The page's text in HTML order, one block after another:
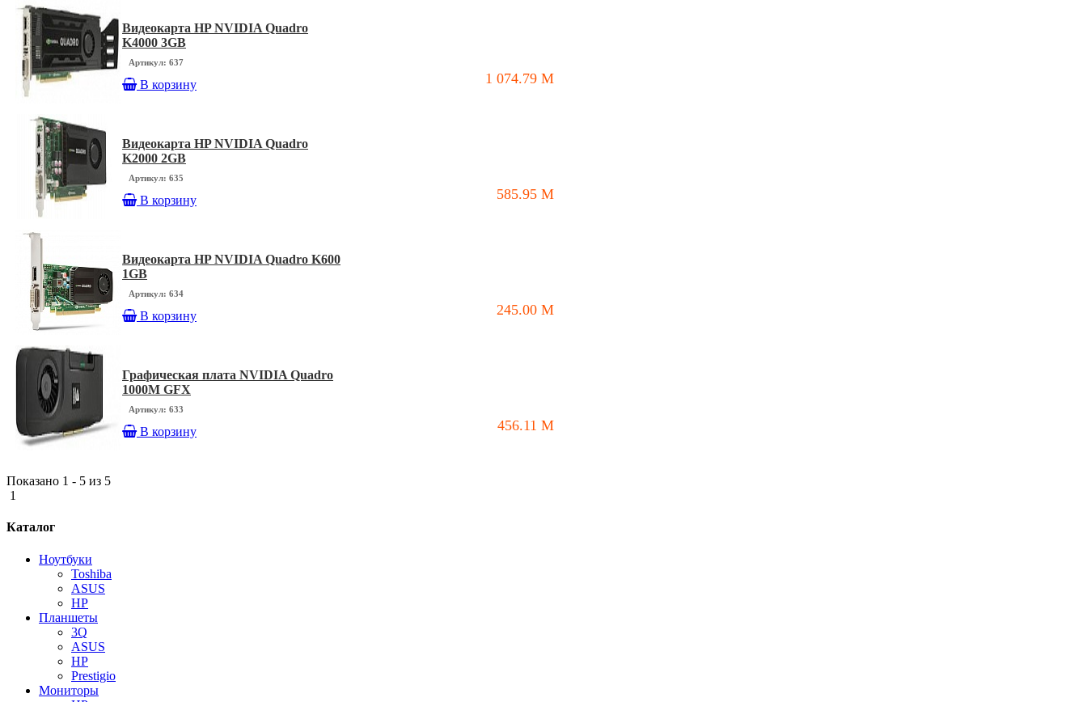
Видеокарта HP NVIDIA Quadro
K4000 3GB
Артикул: 637
В корзину 1 074.79 M
Видеокарта HP NVIDIA Quadro
K2000 2GB
Артикул: 635
В корзину 585.95 M
Видеокарта HP NVIDIA Quadro K600
1GB
Артикул: 634
В корзину 245.00 M
Графическая плата NVIDIA Quadro
1000M GFX
Артикул: 633
В корзину 456.11 M
Показано 1 - 5 из 5
1
Каталог
Ноутбуки
Toshiba
ASUS
HP
Планшеты
3Q
ASUS
HP
Prestigio
Мониторы